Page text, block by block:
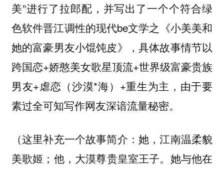
美”进行了拉郎配，并写出了一个个符合绿
色软件晋江调性的现代be文学之《小美美和
她的富豪男友小馄饨皮》，具体故事情节以
跨国恋+娇憨美女歌星顶流+世界级富豪贵族
男友+虐恋（沙漠*海）+重生为主，由于要
素过全可知写作网友深谙流量秘密。
（这里补充一个故事简介：她，江南温柔貌
美歌姬；他，大漠尊贵皇室王子。她与他在